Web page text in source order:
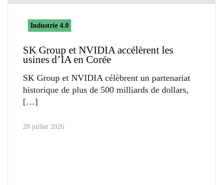
Industrie 4.0
SK Group et NVIDIA accélèrent les
usines d’IA en Corée
SK Group et NVIDIA célèbrent un partenariat
historique de plus de 500 milliards de dollars,
28 juillet 2026